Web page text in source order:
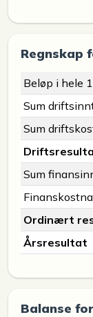
Regnskap
Beløp i hele
Sum
Sum
Sum
Ordinært
Årsresultat
Balanse